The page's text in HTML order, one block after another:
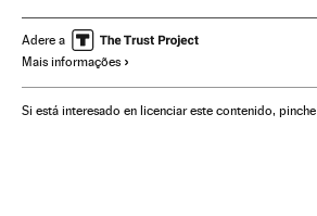
Governo Brasil América
Administração Estado
Eleições 2014 Silas Malafaia
Adere a
Mais informações
Si está interesado en licenciar este contenido, pinche